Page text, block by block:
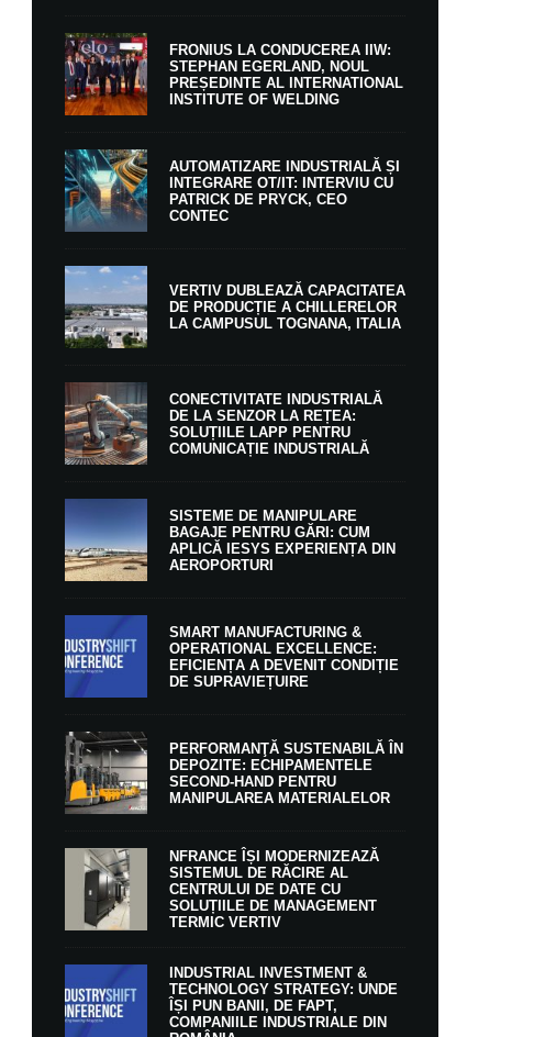
FRONIUS LA CONDUCEREA IIW:
STEPHAN EGERLAND, NOUL
PREȘEDINTE AL INTERNATIONAL
INSTITUTE OF WELDING
AUTOMATIZARE INDUSTRIALĂ ȘI
INTEGRARE OT/IT: INTERVIU CU
PATRICK DE PRYCK, CEO
CONTEC
VERTIV DUBLEAZĂ CAPACITATEA
DE PRODUCȚIE A CHILLERELOR
LA CAMPUSUL TOGNANA, ITALIA
CONECTIVITATE INDUSTRIALĂ
DE LA SENZOR LA REȚEA:
SOLUȚIILE LAPP PENTRU
COMUNICAȚIE INDUSTRIALĂ
SISTEME DE MANIPULARE
BAGAJE PENTRU GĂRI: CUM
APLICĂ IESYS EXPERIENȚA DIN
AEROPORTURI
SMART MANUFACTURING &
OPERATIONAL EXCELLENCE:
EFICIENȚA A DEVENIT CONDIȚIE
DE SUPRAVIEȚUIRE
PERFORMANŢĂ SUSTENABILĂ ÎN
DEPOZITE: ECHIPAMENTELE
SECOND-HAND PENTRU
MANIPULAREA MATERIALELOR
NFRANCE ÎȘI MODERNIZEAZĂ
SISTEMUL DE RĂCIRE AL
CENTRULUI DE DATE CU
SOLUȚIILE DE MANAGEMENT
TERMIC VERTIV
INDUSTRIAL INVESTMENT &
TECHNOLOGY STRATEGY: UNDE
ÎȘI PUN BANII, DE FAPT,
COMPANIILE INDUSTRIALE DIN